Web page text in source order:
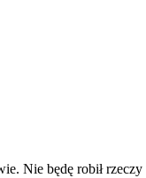
Nie będę robił